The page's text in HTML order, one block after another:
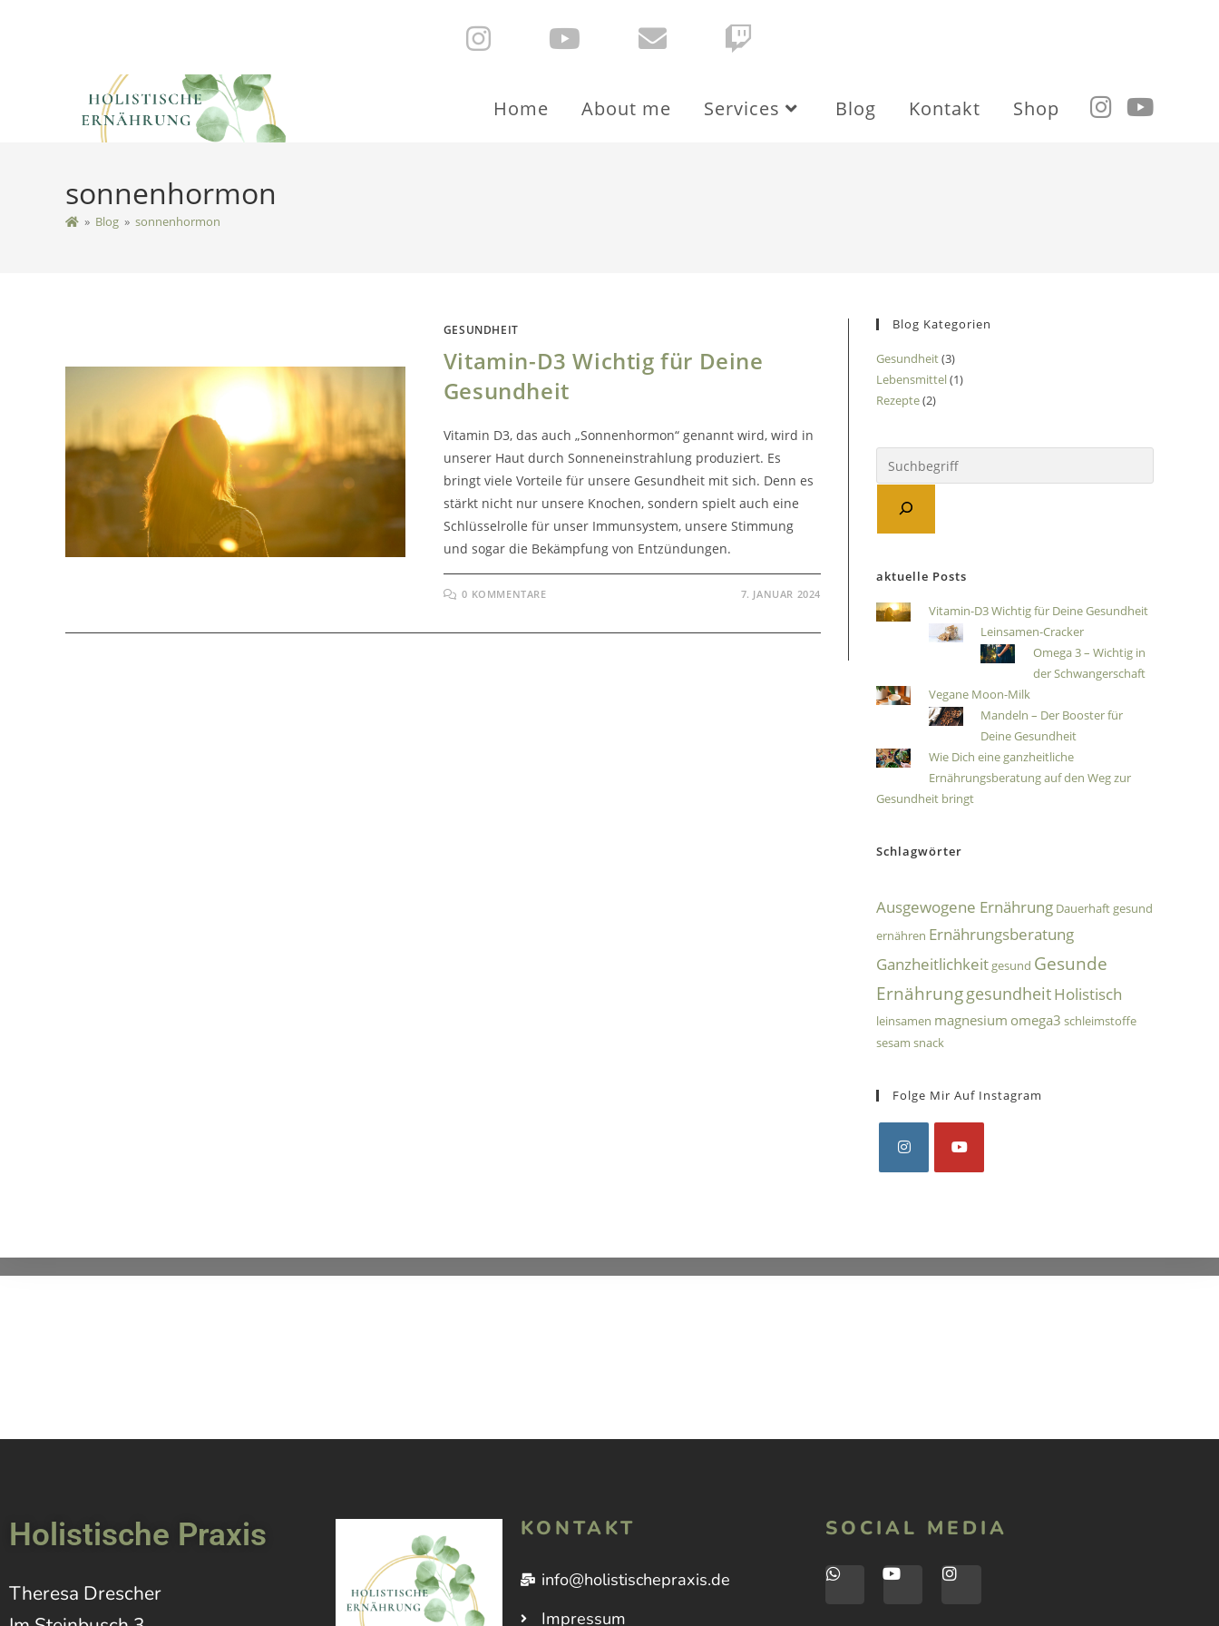
Home About me Services Blog Kontakt Shop
sonnenhormon
» Blog » sonnenhormon
GESUNDHEIT
Vitamin-D3 Wichtig für Deine
Gesundheit
Vitamin D3, das auch „Sonnenhormon“ genannt wird, wird in
unserer Haut durch Sonneneinstrahlung produziert. Es
bringt viele Vorteile für unsere Gesundheit mit sich. Denn es
stärkt nicht nur unsere Knochen, sondern spielt auch eine
Schlüsselrolle für unser Immunsystem, unsere Stimmung
und sogar die Bekämpfung von Entzündungen.
0 KOMMENTARE 7. JANUAR 2024
Blog Kategorien
Gesundheit(3)
Lebensmittel(1)
Rezepte(2)
aktuelle Posts
Vitamin-D3 Wichtig für Deine Gesundheit
Leinsamen-Cracker
Omega 3 – Wichtig in
der Schwangerschaft
Vegane Moon-Milk
Mandeln – Der Booster für
Deine Gesundheit
Wie Dich eine ganzheitliche
Ernährungsberatung auf den Weg zur
Gesundheit bringt
Schlagwörter
Ausgewogene Ernährung Dauerhaft gesund
ernähren Ernährungsberatung
Ganzheitlichkeit gesund Gesunde
ErnährunggesundheitHolistisch
leinsamen magnesium omega3 schleimstoffe
sesam snack
Folge Mir Auf Instagram
Holistische Praxis
Theresa Drescher
KONTAKT
info@holistischepraxis.de
Impressum
SOCIAL MEDIA